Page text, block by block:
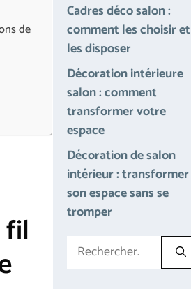
de
Cadres déco salon :
comment les choisir et
les disposer
Décoration intérieure
salon : comment
transformer votre
espace
Décoration de salon
intérieur : transformer
son espace sans se
tromper
Rechercher :